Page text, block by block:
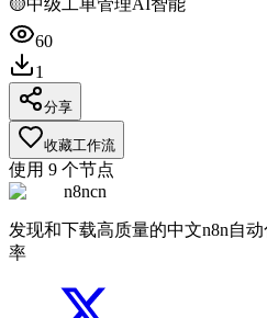
60
1
分享
收藏工作流
使用 9 个节点
n8ncn
发现和下载高质量的中文n8n自
率